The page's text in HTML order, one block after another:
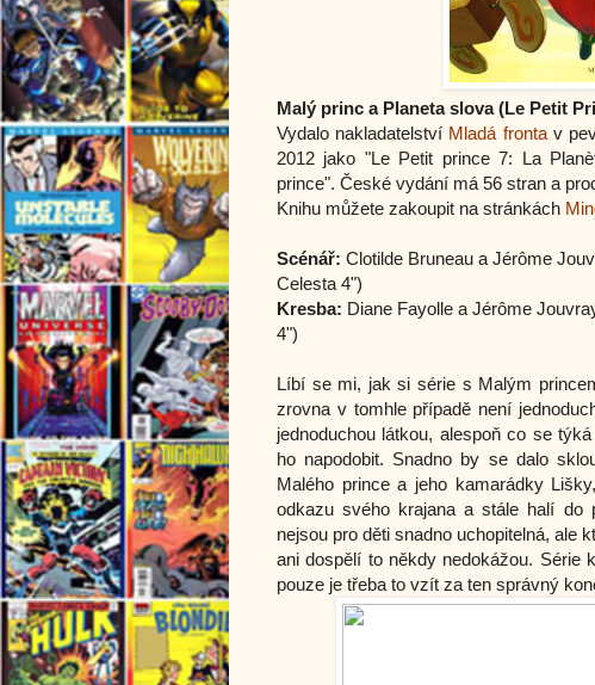
Malý princ a Planeta slova (Le Petit
Vydalo nakladatelství Mladá frontav
2012 jako "Le Petit prince 7: La
prince". České vydání má 56 stran a
Knihu můžete zakoupit na stránkách
Scénář: Clotilde Bruneau a Jérôme
Celesta 4")
Kresba: Diane Fayolle a Jérôme
4")
Líbí se mi, jak si série s Malým
zrovna v tomhle případě není
jednoduchou látkou, alespoň co se
ho napodobit. Snadno by se dalo
Malého prince a jeho kamarádky
odkazu svého krajana a stále halí do
nejsou pro děti snadno uchopitelná, ale
ani dospělí to někdy nedokážou. Série
pouze je třeba to vzít za ten správný